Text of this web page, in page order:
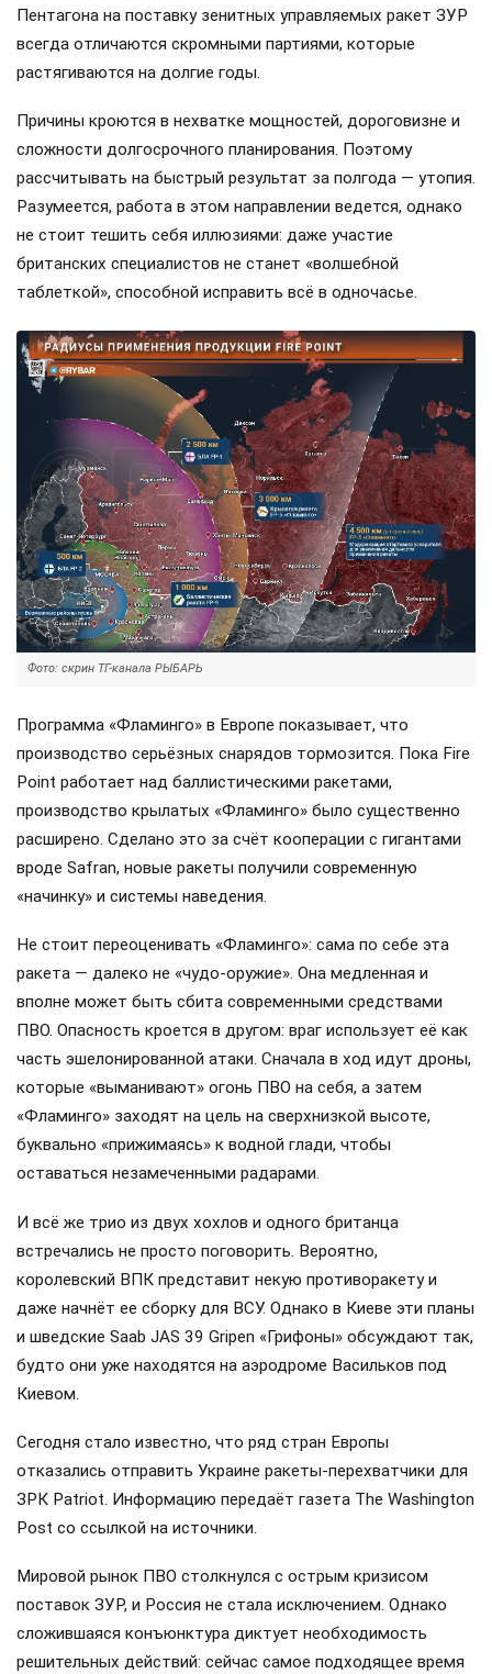
Пентагона на поставку зенитных управляемых ракет ЗУР
всегда отличаются скромными партиями, которые
растягиваются на долгие годы.
Причины кроются в нехватке мощностей, дороговизне и
сложности долгосрочного планирования. Поэтому
рассчитывать на быстрый результат за полгода — утопия.
Разумеется, работа в этом направлении ведется, однако
не стоит тешить себя иллюзиями: даже участие
британских специалистов не станет «волшебной
таблеткой», способной исправить всё в одночасье.
Фото: скрин ТГ-канала РЫБАРЬ
Программа «Фламинго» в Европе показывает, что
производство серьёзных снарядов тормозится. Пока Fire
Point работает над баллистическими ракетами,
производство крылатых «Фламинго» было существенно
расширено. Сделано это за счёт кооперации с гигантами
вроде Safran, новые ракеты получили современную
«начинку» и системы наведения.
Не стоит переоценивать «Фламинго»: сама по себе эта
ракета — далеко не «чудо-оружие». Она медленная и
вполне может быть сбита современными средствами
ПВО. Опасность кроется в другом: враг использует её как
часть эшелонированной атаки. Сначала в ход идут дроны,
которые «выманивают» огонь ПВО на себя, а затем
«Фламинго» заходят на цель на сверхнизкой высоте,
буквально «прижимаясь» к водной глади, чтобы
оставаться незамеченными радарами.
И всё же трио из двух хохлов и одного британца
встречались не просто поговорить. Вероятно,
королевский ВПК представит некую противоракету и
даже начнёт ее сборку для ВСУ. Однако в Киеве эти планы
и шведские Saab JAS 39 Gripen «Грифоны» обсуждают так,
будто они уже находятся на аэродроме Васильков под
Киевом.
Сегодня стало известно, что ряд стран Европы
отказались отправить Украине ракеты-перехватчики для
ЗРК Patriot. Информацию передаёт газета The Washington
Post со ссылкой на источники.
Мировой рынок ПВО столкнулся с острым кризисом
поставок ЗУР, и Россия не стала исключением. Однако
сложившаяся конъюнктура диктует необходимость
решительных действий: сейчас самое подходящее время